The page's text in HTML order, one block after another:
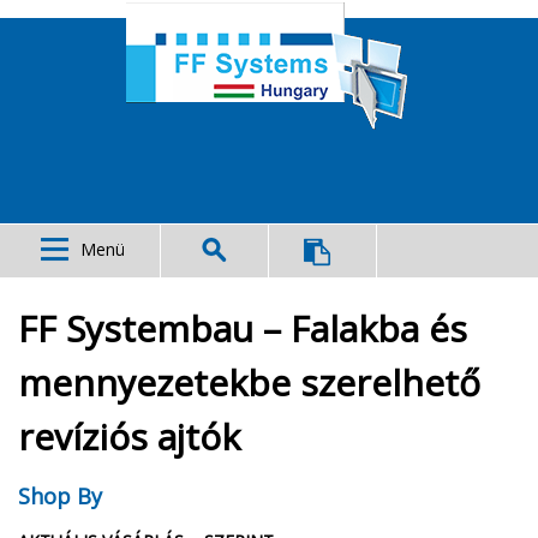
Menü
FF Systembau – Falakba és
mennyezetekbe szerelhető
revíziós ajtók
Shop By